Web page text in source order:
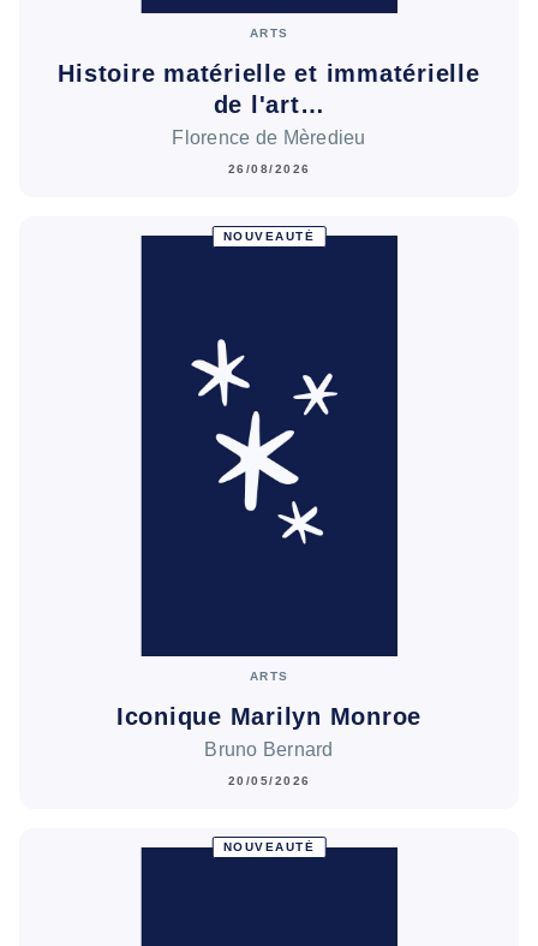
ARTS
Histoire matérielle et immatérielle
de l'art…
Florence de Mèredieu
26/08/2026
NOUVEAUTÉ
ARTS
Iconique Marilyn Monroe
Bruno Bernard
20/05/2026
NOUVEAUTÉ